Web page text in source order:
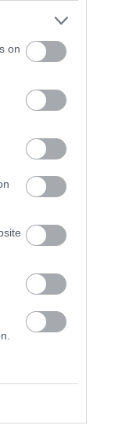
on
felteszik a
szervezett, igazi
a gyár. „Itt kint